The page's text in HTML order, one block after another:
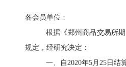
各会员单位 ：
根据《郑州商品交易所
规定，经研究决定：
一、
自2020年5月 25 日结